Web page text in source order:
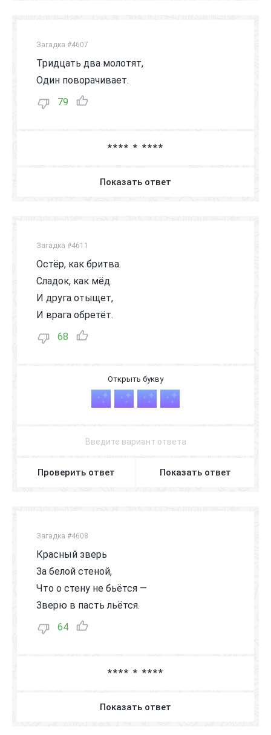
Загадка #4607
Тридцать два молотят,
Один поворачивает.
79
**** * ****
Показать ответ
Загадка #4611
Остёр, как бритва.
Сладок, как мёд.
И друга отыщет,
И врага обретёт.
68
Я З Ы К
Проверить ответ Показать ответ
Загадка #4608
Красный зверь
За белой стеной,
Что о стену не бьётся —
Зверю в пасть льётся.
64
**** * ****
Показать ответ